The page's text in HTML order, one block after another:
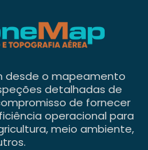
desde o mapeamento
detalhadas de
de fornecer
operacional para
meio ambiente,